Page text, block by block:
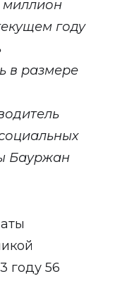
миллион
году
в размере
Бауржан
году 56